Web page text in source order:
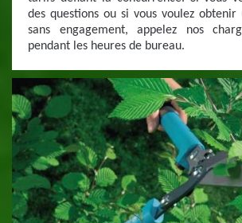
des questions ou si vous voulez
sans engagement, appelez nos
pendant les heures de bureau.